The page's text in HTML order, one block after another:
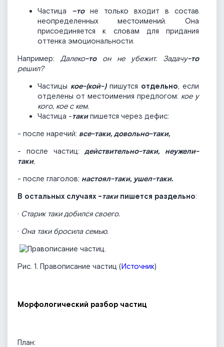
Частица –тоне только входит в состав
неопределенных местоимений. Она
присоединяется к словам для придания
оттенка эмоциональности.
Например: Далеко-тоон не убежит. Задачу-то
решил?
Частицы кое-(кой-)пишутся отдельно, если
отделены от местоимения предлогом: кое у
кого, кое с кем.
Частица -такипишется через дефис:
- после наречий: все-таки, довольно-таки,
- после частиц:действительно-таки, неужели-
таки,
- после глаголов: настоял-таки, ушел-таки.
В остальных случаях -такипишется раздельно:
· Старик таки добился своего.
· Она таки бросила семью.
Рис. 1. Правописание частиц (Источник)
Морфологический разбор частиц
План: